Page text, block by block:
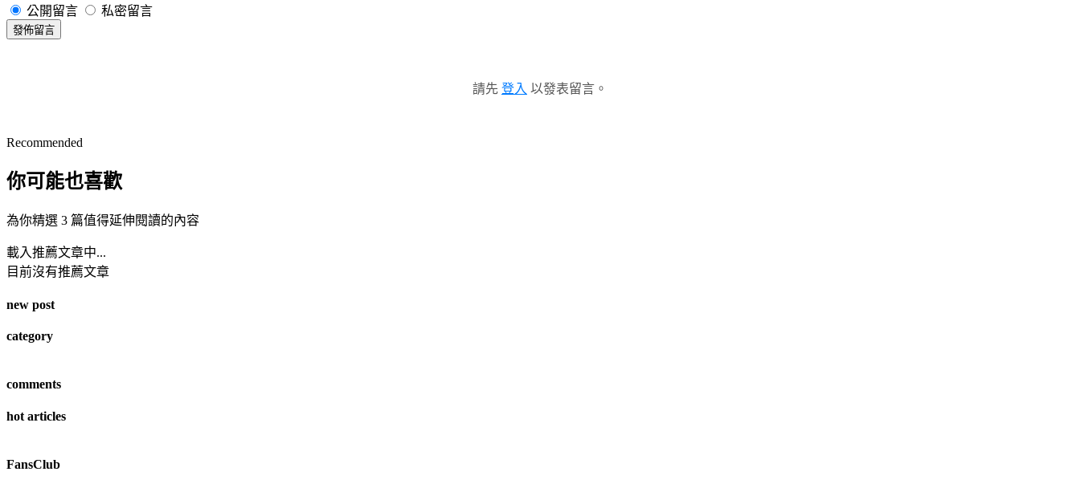
公開留言 私密留言
發佈留言
請先 登入 以發表留言。
Recommended
你可能也喜歡
為你精選 3 篇值得延伸閱讀的內容
載入推薦文章中...
目前沒有推薦文章
new post
category
comments
hot articles
FansClub